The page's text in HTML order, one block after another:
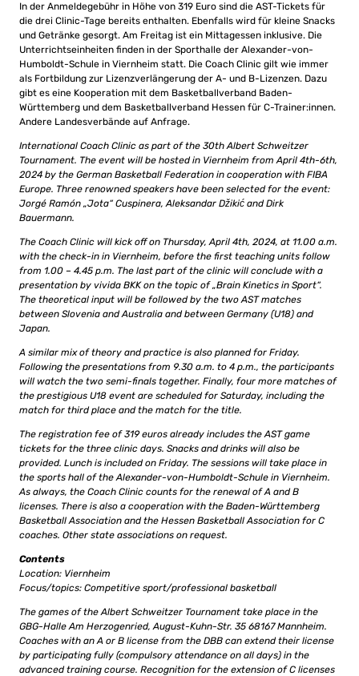
In der Anmeldegebühr in Höhe von 319 Euro sind die AST-Tickets für
die drei Clinic-Tage bereits enthalten. Ebenfalls wird für kleine Snacks
und Getränke gesorgt. Am Freitag ist ein Mittagessen inklusive. Die
Unterrichtseinheiten finden in der Sporthalle der Alexander-von-
Humboldt-Schule in Viernheim statt. Die Coach Clinic gilt wie immer
als Fortbildung zur Lizenzverlängerung der A- und B-Lizenzen. Dazu
gibt es eine Kooperation mit dem Basketballverband Baden-
Württemberg und dem Basketballverband Hessen für C-Trainer:innen.
Andere Landesverbände auf Anfrage.
International Coach Clinic as part of the 30th Albert Schweitzer
Tournament. The event will be hosted in Viernheim from April 4th-6th,
2024 by the German Basketball Federation in cooperation with FIBA
Europe. Three renowned speakers have been selected for the event:
Jorgé Ramón „Jota“ Cuspinera, Aleksandar Džikić and Dirk
Bauermann.
The Coach Clinic will kick off on Thursday, April 4th, 2024, at 11.00 a.m.
with the check-in in Viernheim, before the first teaching units follow
from 1.00 – 4.45 p.m. The last part of the clinic will conclude with a
presentation by vivida BKK on the topic of „Brain Kinetics in Sport“.
The theoretical input will be followed by the two AST matches
between Slovenia and Australia and between Germany (U18) and
Japan.
A similar mix of theory and practice is also planned for Friday.
Following the presentations from 9.30 a.m. to 4 p.m., the participants
will watch the two semi-finals together. Finally, four more matches of
the prestigious U18 event are scheduled for Saturday, including the
match for third place and the match for the title.
The registration fee of 319 euros already includes the AST game
tickets for the three clinic days. Snacks and drinks will also be
provided. Lunch is included on Friday. The sessions will take place in
the sports hall of the Alexander-von-Humboldt-Schule in Viernheim.
As always, the Coach Clinic counts for the renewal of A and B
licenses. There is also a cooperation with the Baden-Württemberg
Basketball Association and the Hessen Basketball Association for C
coaches. Other state associations on request.
Contents
Location: Viernheim
Focus/topics: Competitive sport/professional basketball
The games of the Albert Schweitzer Tournament take place in the
GBG-Halle Am Herzogenried, August-Kuhn-Str. 35 68167 Mannheim.
Coaches with an A or B license from the DBB can extend their license
by participating fully (compulsory attendance on all days) in the
advanced training course. Recognition for the extension of C licenses